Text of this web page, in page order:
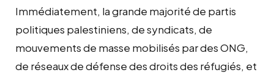
Immédiatement, la grande majorité de partis
politiques palestiniens, de syndicats, de
mouvements de masse mobilisés par des ONG,
de réseaux de défense des droits des réfugiés, et